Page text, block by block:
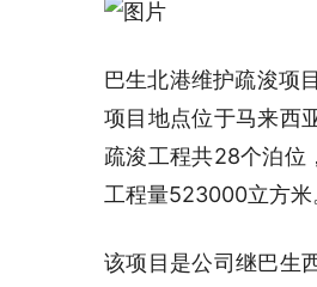
巴生北港维护疏浚项
项目地点位于马来西
疏浚工程共28个泊位
工程量523000立方米
该项目是公司继巴生